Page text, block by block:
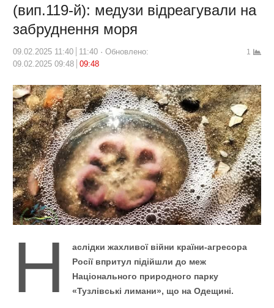
(вип.119-й): медузи відреагували на
забруднення моря
09.02.2025 11:40 11:40
Обновлено:
09.02.2025 09:48
09:48
1
Н
аслідки жахливої війни країни-агресора
Росії впритул підійшли до меж
Національного природного парку
«Тузлівські лимани», що на Одещині.